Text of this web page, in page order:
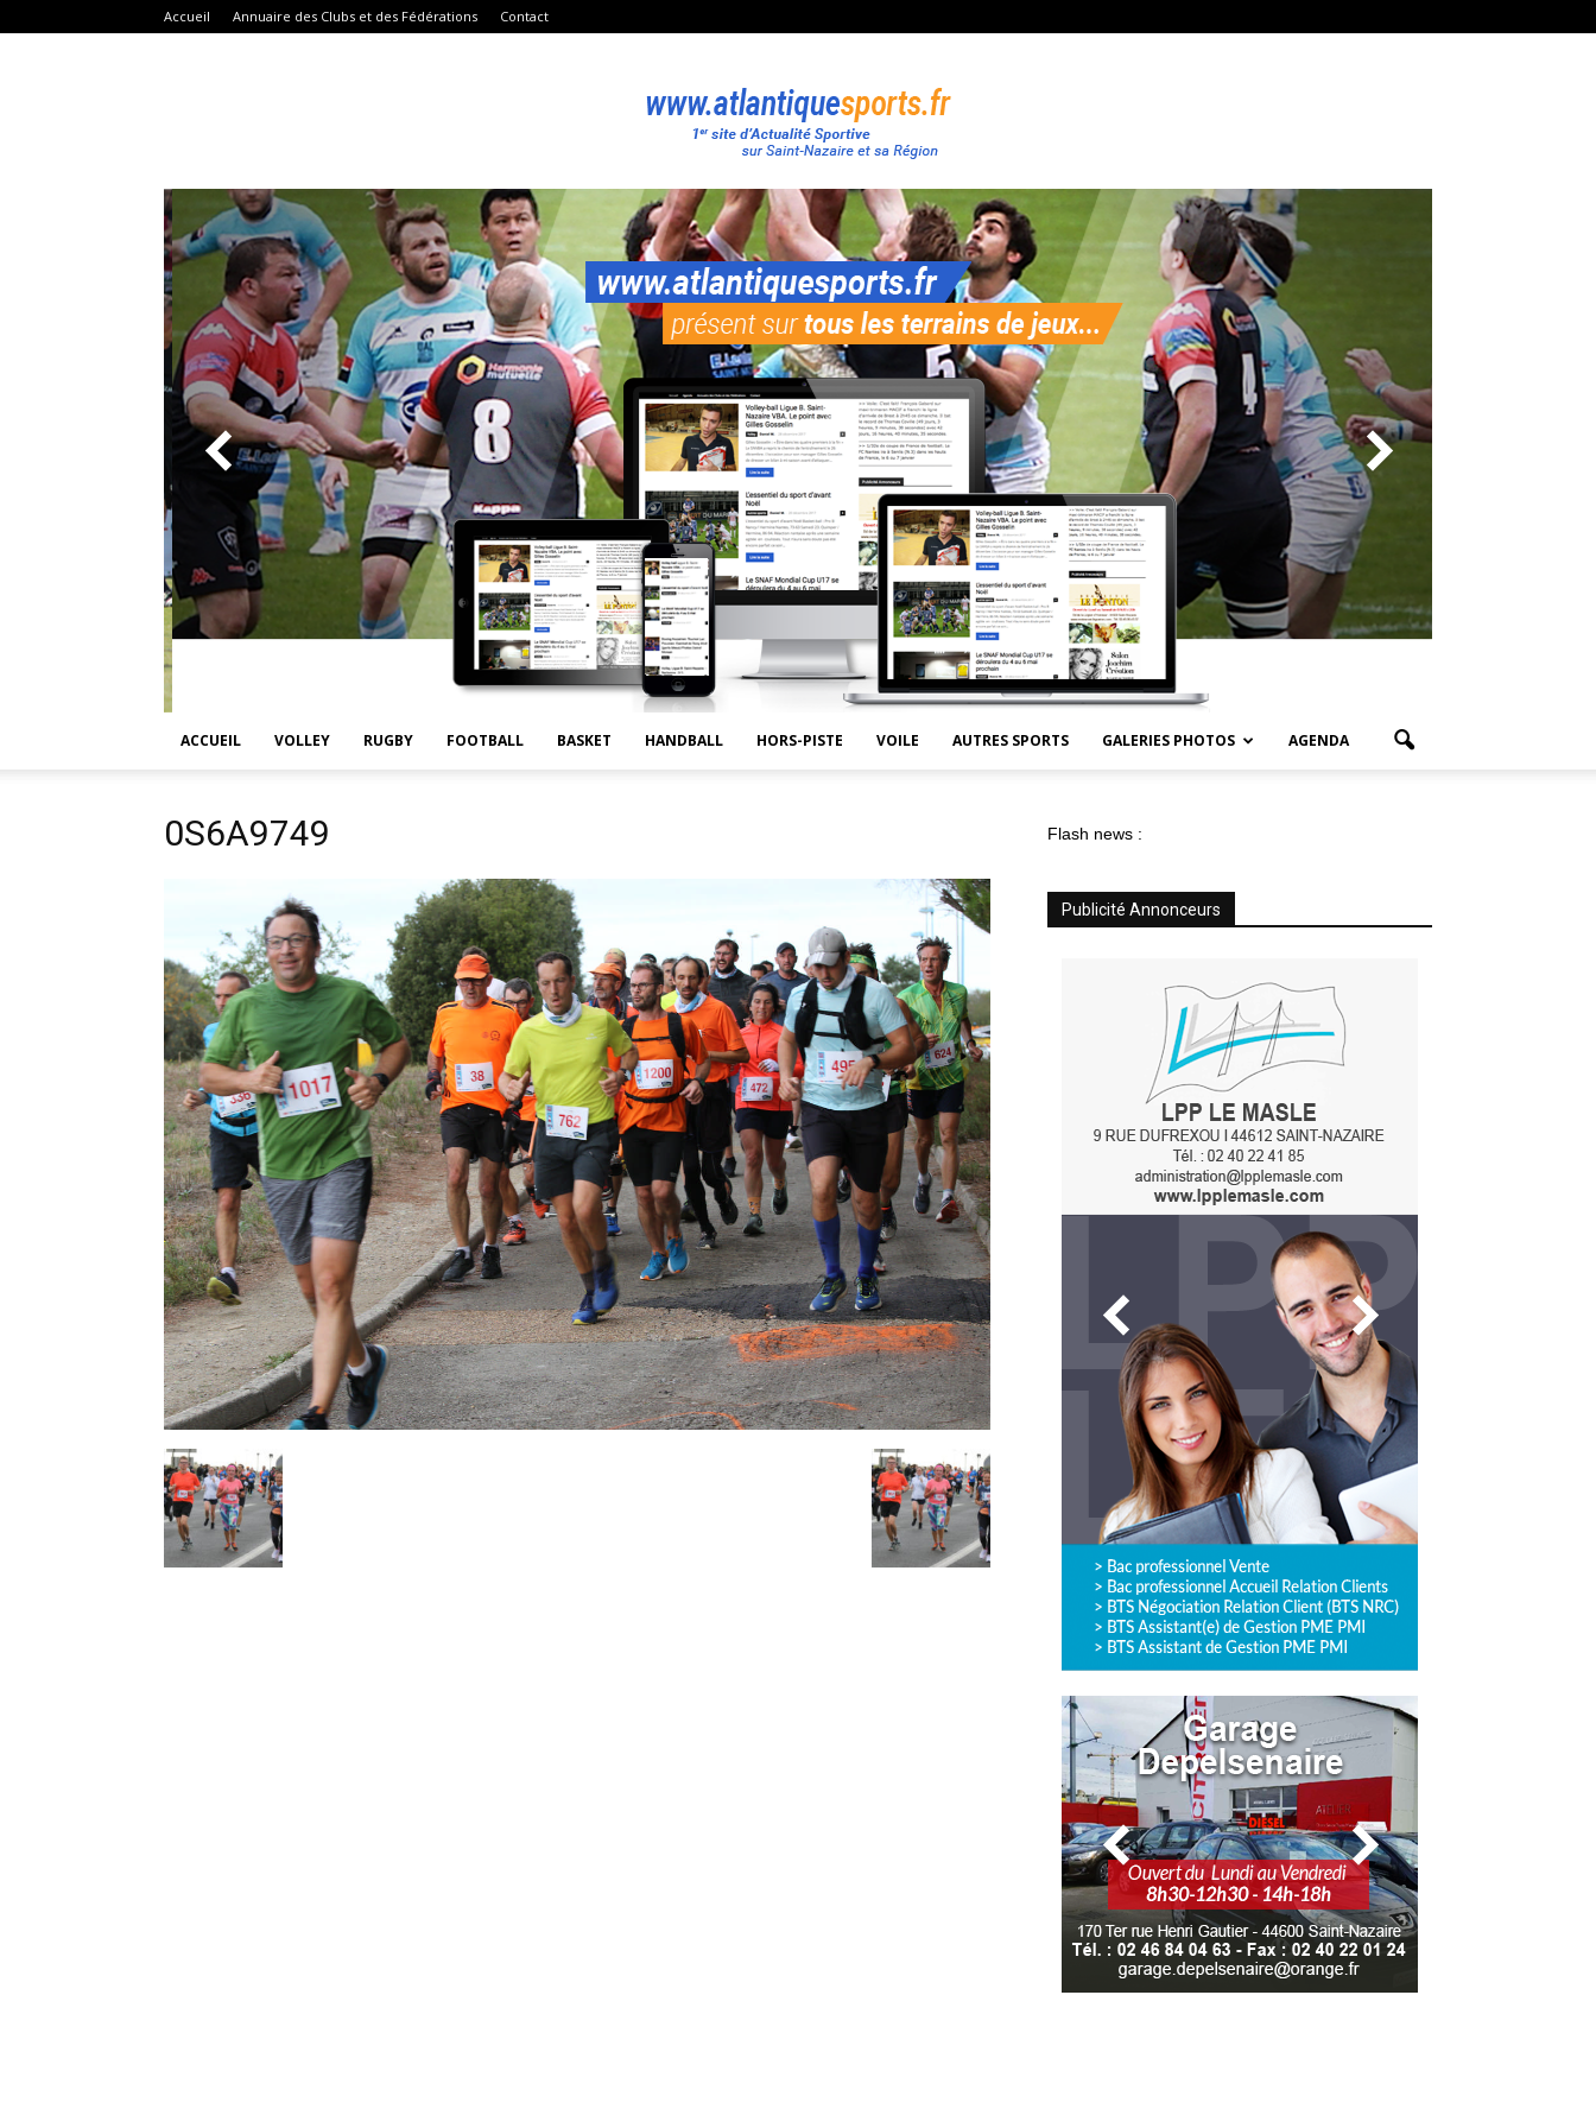
Accueil Annuaire des Clubs et des Fédérations Contact
Atlantique
Sport
ACCUEIL VOLLEY RUGBY FOOTBALL BASKET HANDBALL HORS-PISTE VOILE AUTRES SPORTS GALERIES PHOTOS AGENDA
0S6A9749 Flash news :
Publicité Annonceurs